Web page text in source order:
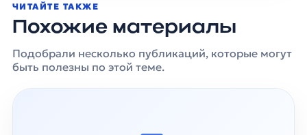
ЧИТАЙТЕ ТАКЖЕ
Похожие материалы
Подобрали несколько публикаций, которые могут
быть полезны по этой теме.